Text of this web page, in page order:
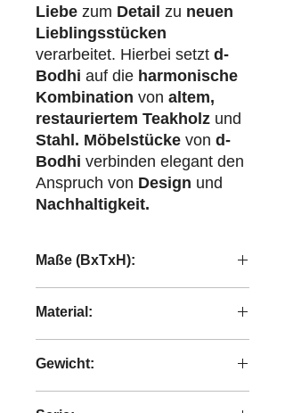
Liebe zum Detail zu neuen
Lieblingsstücken
verarbeitet. Hierbei setzt d-
Bodhi auf die harmonische
Kombination von altem,
restauriertem Teakholz und
Stahl. Möbelstücke von d-
Bodhi verbinden elegant den
Anspruch von Design und
Nachhaltigkeit.
Maße (BxTxH):
Material:
Gewicht: